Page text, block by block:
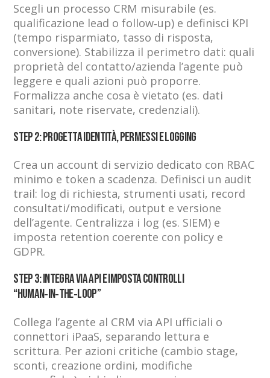
Scegli un processo CRM misurabile (es.
qualificazione lead o follow‑up) e definisci KPI
(tempo risparmiato, tasso di risposta,
conversione). Stabilizza il perimetro dati: quali
proprietà del contatto/azienda l’agente può
leggere e quali azioni può proporre.
Formalizza anche cosa è vietato (es. dati
sanitari, note riservate, credenziali).
Step 2: Progetta identità, permessi e logging
Crea un account di servizio dedicato con RBAC
minimo e token a scadenza. Definisci un audit
trail: log di richiesta, strumenti usati, record
consultati/modificati, output e versione
dell’agente. Centralizza i log (es. SIEM) e
imposta retention coerente con policy e
GDPR.
Step 3: Integra via API e imposta controlli
“human‑in‑the‑loop”
Collega l’agente al CRM via API ufficiali o
connettori iPaaS, separando lettura e
scrittura. Per azioni critiche (cambio stage,
sconti, creazione ordini, modifiche